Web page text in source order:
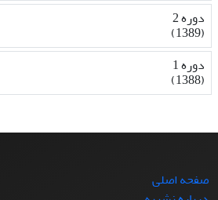
دوره 2
(1389)
دوره 1
(1388)
صفحه اصلی